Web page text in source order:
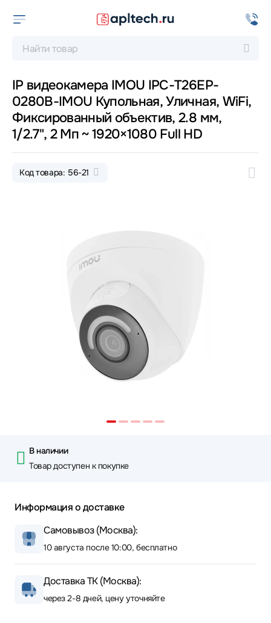
IP видеокамера IMOU IPC-T26EP-
0280B-IMOU Купольная, Уличная, WiFi,
Фиксированный объектив, 2.8 мм,
1/2.7", 2 Мп ~ 1920×1080 Full HD
Код товара: 56-21
В наличии
Товар доступен к покупке
Информация о доставке
Самовывоз (Москва):
10 августа после 10:00, бесплатно
Доставка ТК (Москва):
через 2-8 дней, цену уточняйте